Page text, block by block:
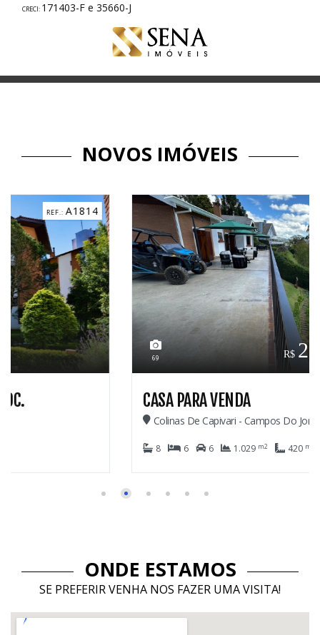
171403-F e 35660-J
NOVOS IMÓVEIS
69
CASA PARA VENDA
Colinas De Capivari - Campos Do Jordão
1.029m2 420 m2
ONDE ESTAMOS
SE PREFERIR VENHA NOS FAZER UMA VISITA!